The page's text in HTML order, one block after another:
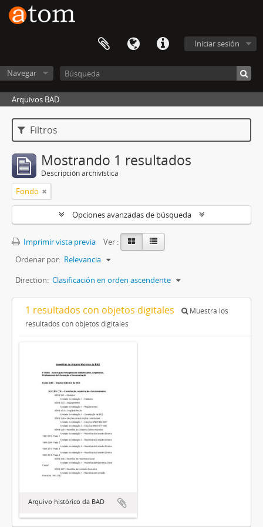
Iniciar sesión
Navegar
Arquivos BAD
Filtros
Mostrando 1 resultados
Descripción archivística
Fondo
Opciones avanzadas de búsqueda
Imprimir vista previa
Ver :
Ordenar por: Relevancia
Direction: Clasificación en orden ascendente
1 resultados con objetos digitales
Muestra los
resultados con objetos digitales
Arquivo histórico da BAD